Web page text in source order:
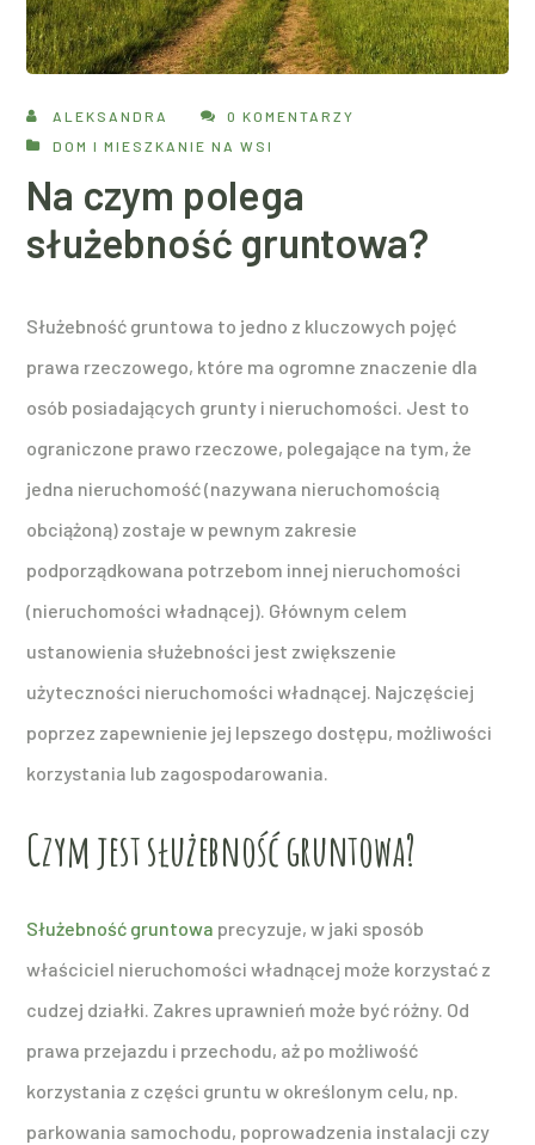
ALEKSANDRA
0 KOMENTARZY
DOM I MIESZKANIE NA WSI
Na czym polega
służebność gruntowa?
Służebność gruntowa to jedno z kluczowych pojęć
prawa rzeczowego, które ma ogromne znaczenie dla
osób posiadających grunty i nieruchomości. Jest to
ograniczone prawo rzeczowe, polegające na tym, że
jedna nieruchomość (nazywana nieruchomością
obciążoną) zostaje w pewnym zakresie
podporządkowana potrzebom innej nieruchomości
(nieruchomości władnącej). Głównym celem
ustanowienia służebności jest zwiększenie
użyteczności nieruchomości władnącej. Najczęściej
poprzez zapewnienie jej lepszego dostępu, możliwości
korzystania lub zagospodarowania.
Czym jest służebność gruntowa?
Służebność gruntowa precyzuje, w jaki sposób
właściciel nieruchomości władnącej może korzystać z
cudzej działki. Zakres uprawnień może być różny. Od
prawa przejazdu i przechodu, aż po możliwość
korzystania z części gruntu w określonym celu, np.
parkowania samochodu, poprowadzenia instalacji czy